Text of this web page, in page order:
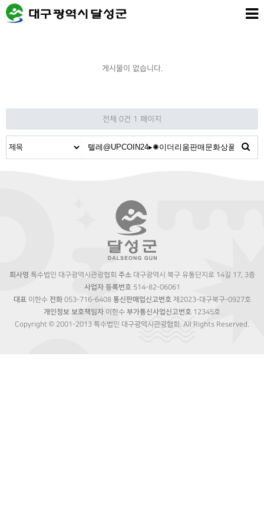
게시물이 없습니다.
전체 0건 1 페이지
회사명 특수법인 대구광역시관광협회 주소대구광역시 북구 유통단지로 14길 17, 3층
사업자 등록번호514-82-06061
대표이한수 전화053-716-6408 통신판매업신고번호제2023-대구북구-0927호
개인정보 보호책임자 이한수 부가통신사업신고번호 12345호
Copyright © 2001-2013 특수법인 대구광역시관광협회. All Rights Reserved.